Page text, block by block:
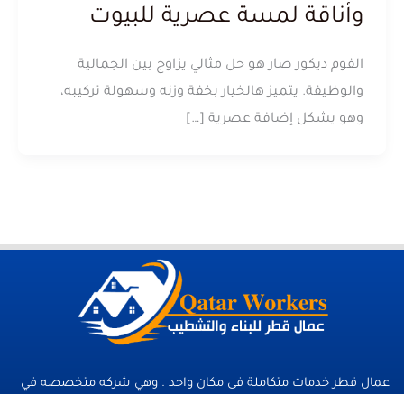
وأناقة لمسة عصرية للبيوت
الفوم ديكور صار هو حل مثالي يزاوج بين الجمالية
والوظيفة. يتميز هالخيار بخفة وزنه وسهولة تركيبه،
وهو يشكل إضافة عصرية […]
عمال قطر خدمات متكاملة فى مكان واحد . وهي شركه متخصصه في